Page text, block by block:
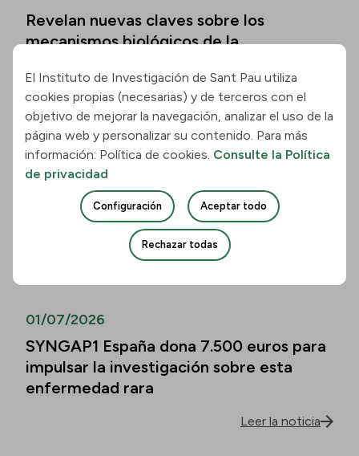
Revelan nuevas claves sobre los
mecanismos biológicos de la
Leer la noticia
01/07/2026
Los biomarcadores de la enfermedad de
Alzheimer permiten predecir el
deterioro cognitivo también en mayores
01/07/2026
SYNGAP1 España dona 7.500 euros para
impulsar la investigación sobre esta
enfermedad rara
Leer la noticia
El Instituto de Investigación de Sant Pau utiliza
cookies propias (necesarias) y de terceros con el
objetivo de mejorar la navegación, analizar el uso de la
página web y personalizar su contenido. Para más
información: Política de cookies. Consulte la Política
de privacidad
Configuración Aceptar todo
Rechazar todas